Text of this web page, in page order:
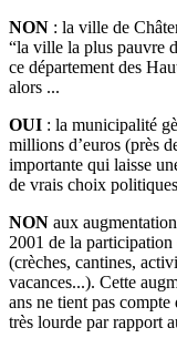
NON : la ville de
“la ville la plus pauvre
ce département des
alors ...
OUI : la municipalité
millions d’euros (près
importante qui laisse
de vrais choix
NON aux
2001 de la
(crèches, cantines,
vacances...). Cette
ans ne tient pas compte
très lourde par rapport